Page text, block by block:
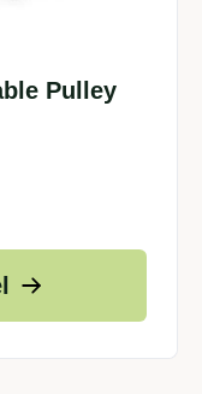
Pulley